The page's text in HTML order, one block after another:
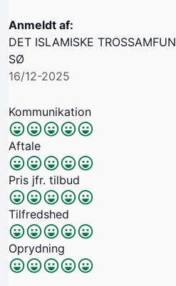
Anmeldt af:
DET ISLAMISKE
SØ
16/12-2025
Kommunikation
Aftale
Pris jfr. tilbud
Tilfredshed
Oprydning